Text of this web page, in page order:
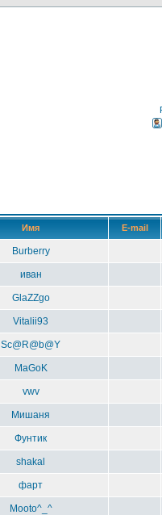
Имя E-mail
Burberry
иван
GlaZZgo
Vitalii93
Sc@R@b@Y
MaGoK
vwv
Мишаня
Фунтик
shakal
фарт
Mooto^_^